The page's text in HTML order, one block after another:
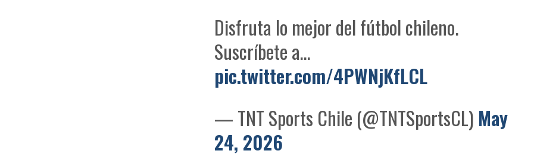
Disfruta lo mejor del fútbol chileno.
Suscríbete a…
pic.twitter.com/4PWNjKfLCL
— TNT Sports Chile (@TNTSportsCL) May
24, 2026